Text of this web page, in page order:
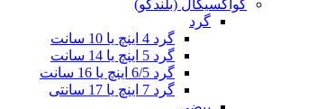
کواکسیکال (بلندگو)
گرد
گرد 4 اینچ یا 10 سانت
گرد 5 اینچ یا 14 سانت
گرد 6/5 اینچ یا 16 سانت
گرد 7 اینچ یا 17 سانتی